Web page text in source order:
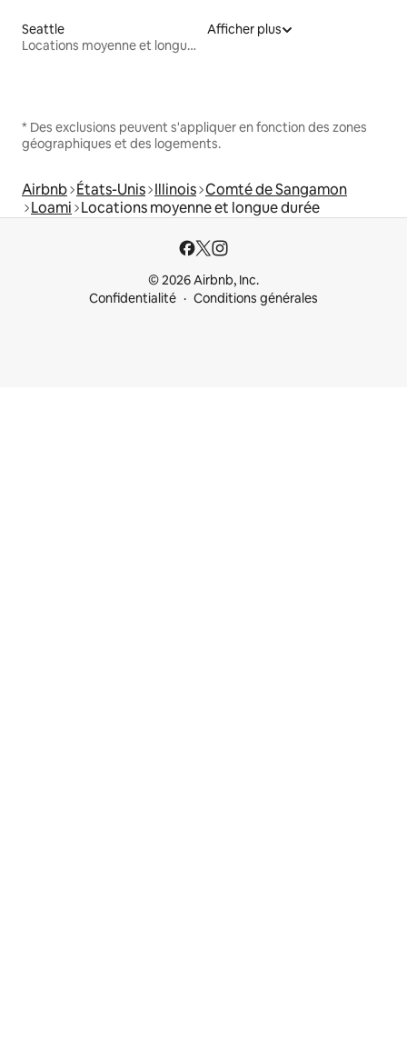
Seattle
Locations moyenne et longue durée
Afficher plus
* Des exclusions peuvent s'appliquer en fonction des zones
géographiques et des logements.
Airbnb États-Unis Illinois Comté de Sangamon
Loami Locations moyenne et longue durée
© 2026 Airbnb, Inc.
Confidentialité
Conditions générales